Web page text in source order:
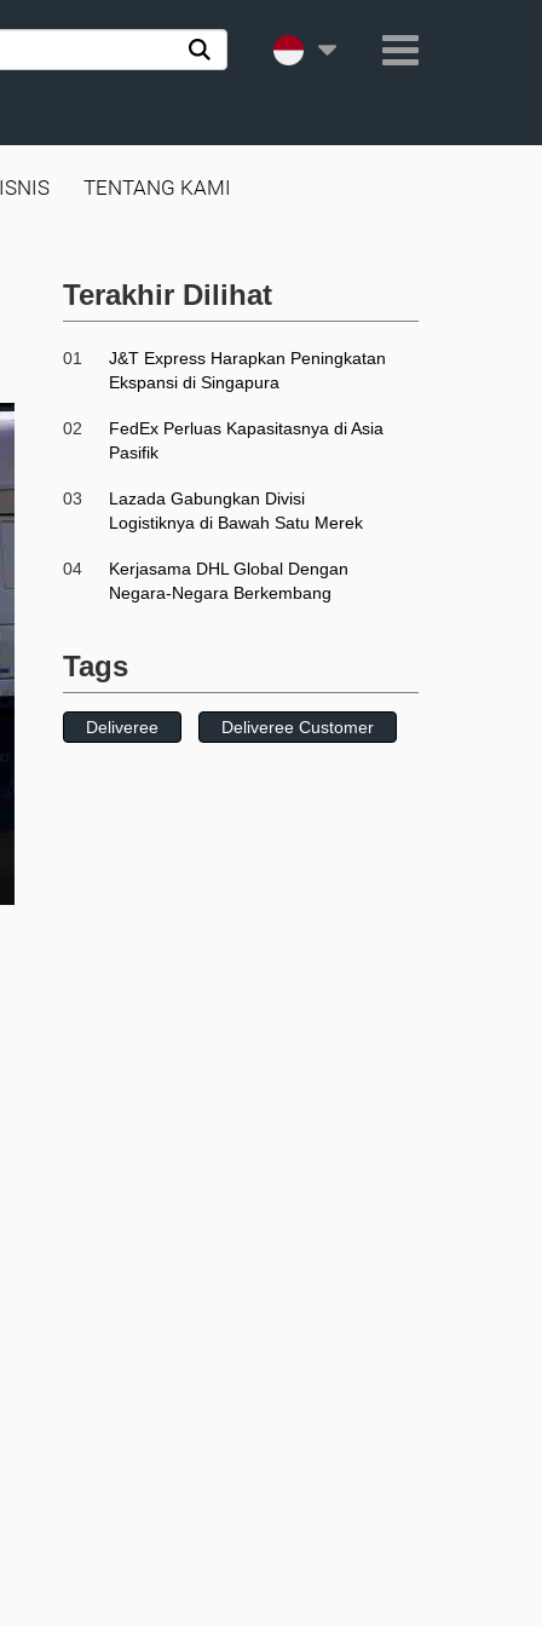
TENTANG KAMI
Terakhir Dilihat
01
J&T Express Harapkan Peningkatan
Ekspansi di Singapura
02
FedEx Perluas Kapasitasnya di Asia
Pasifik
03
Lazada Gabungkan Divisi
Logistiknya di Bawah Satu Merek
04
Kerjasama DHL Global Dengan
Negara-Negara Berkembang
Tags
Deliveree Deliveree Customer